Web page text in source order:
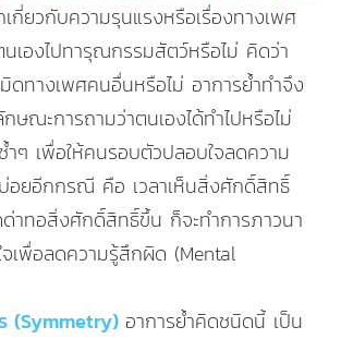
กี่ยวกับความรุนแรงหรือเรื่องทางเพศ
เองไปทารุณกรรมสัตว์หรือไม่ คิดว่า
มิดทางเพศคนอื่นหรือไม่ อาการย้ำทำจึง
ษณะการถามว่าตนเองได้ทำไปหรือไม่
ๆ เพื่อให้คนรอบตัวปลอบใจลดความ
ยอีกกรณี คือ เวลาเห็นสิ่งศักดิ์สิทธิ์
าทอสิ่งศักดิ์สิทธิ์ขึ้น ก็จะทำการภาวนา
จเพื่อลดความรู้สึกผิด (Mental
(Symmetry) อาการย้ำคิดชนิดนี้ เป็น